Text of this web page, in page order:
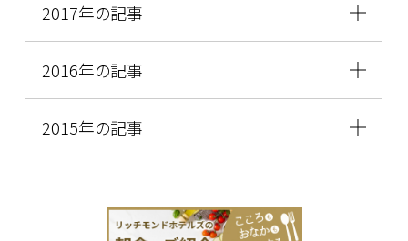
2017年の記事
2016年の記事
2015年の記事